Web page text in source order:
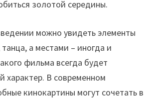
золотой середины.
можно увидеть элементы
а местами – иногда и
фильма всегда будет
характер. В современном
кинокартины могут сочетать в